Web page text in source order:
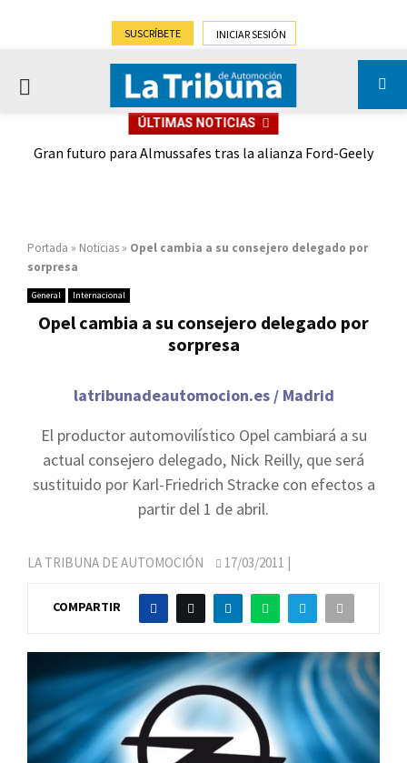
SUSCRÍBETE INICIAR SESIÓN
PRIMARY
ÚLTIMAS NOTICIAS
Gran futuro para Almussafes tras la alianza Ford-Geely
Portada » Noticias » Opel cambia a su consejero delegado por
sorpresa
General Internacional
Opel cambia a su consejero delegado por
sorpresa
latribunadeautomocion.es / Madrid
El productor automovilístico Opel cambiará a su
actual consejero delegado, Nick Reilly, que será
sustituido por Karl-Friedrich Stracke con efectos a
partir del 1 de abril.
LA TRIBUNA DE AUTOMOCIÓN 17/03/2011 |
COMPARTIR